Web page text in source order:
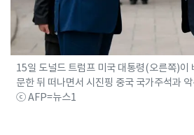
15일 도널드 트럼프 미국 대통령(오른쪽)이
문한 뒤 떠나면서 시진핑 중국 국가주석과
ⓒ AFP=뉴스1